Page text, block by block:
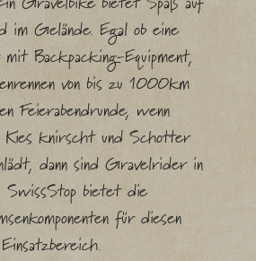
Gelände. Egal ob eine
mit Backpacking-Equipment,
von bis zu 1000km
Feierabendrunde, wenn
knirscht und Schotter
dann sind Gravelrider in
SwissStop bietet die
für diesen